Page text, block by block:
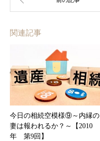
関連記事
今日の相続空模様⑨～内縁の
妻は報われるか？～【2010
年 第9回】